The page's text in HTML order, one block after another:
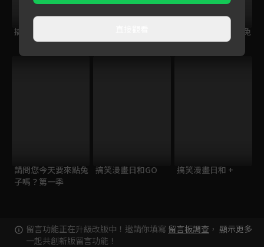
搞笑漫畫日和 3
子嗎？BLOOM
請問您今天要來點兔
子嗎？？第二季
請問您今天要來點兔
子嗎？第一季
搞笑漫畫日和GO 搞笑漫畫日和 +
留言功能正在升級改版中！邀請你填寫 留言板調查 ，
一起共創新版留言功能！
顯示更多